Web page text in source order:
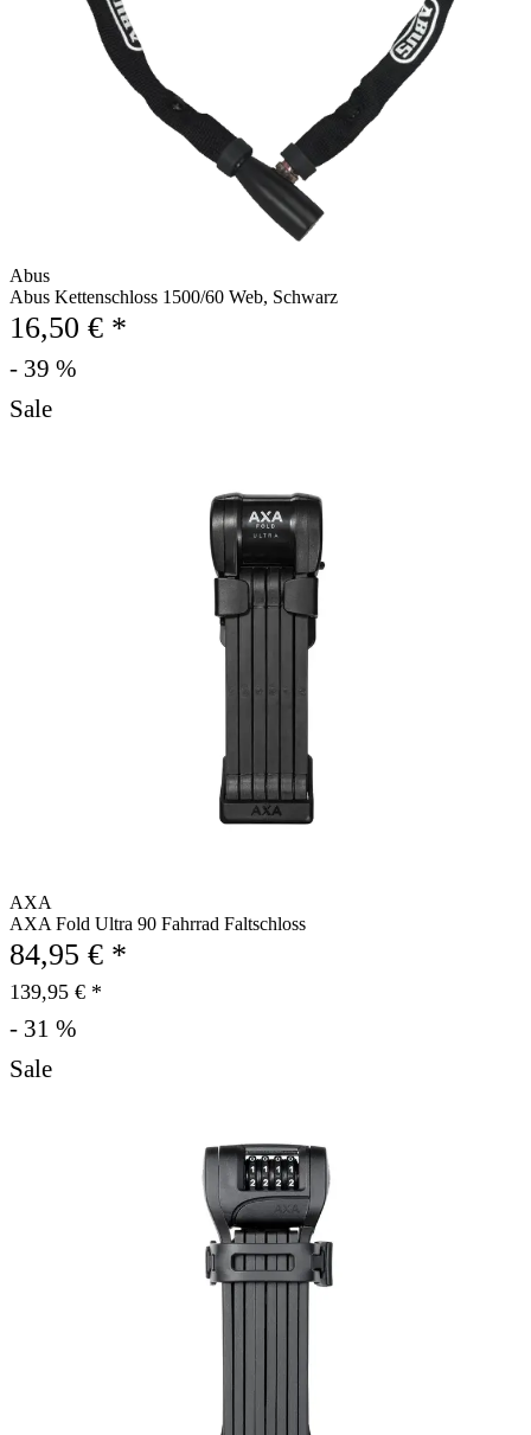
Abus
Abus Kettenschloss 1500/60 Web, Schwarz
16,50 € *
- 39 %
Sale
AXA
AXA Fold Ultra 90 Fahrrad Faltschloss
84,95 € *
139,95 € *
- 31 %
Sale